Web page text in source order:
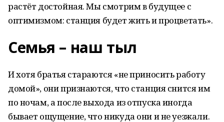
растёт достойная. Мы смотрим в будущее с
оптимизмом: станция будет жить и процветать».
Семья – наш тыл
И хотя братья стараются «не приносить работу
домой», они признаются, что станция снится им
по ночам, а после выхода из отпуска иногда
бывает ощущение, что никуда они и не уезжали.